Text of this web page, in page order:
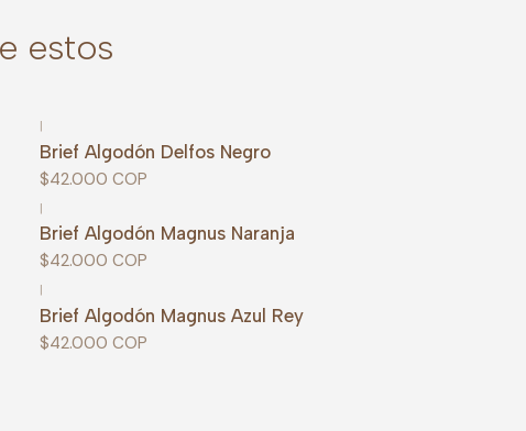
estos
|
Brief Algodón Delfos Negro
$42.000 COP
|
Brief Algodón Magnus Naranja
$42.000 COP
|
Brief Algodón Magnus Azul Rey
$42.000 COP